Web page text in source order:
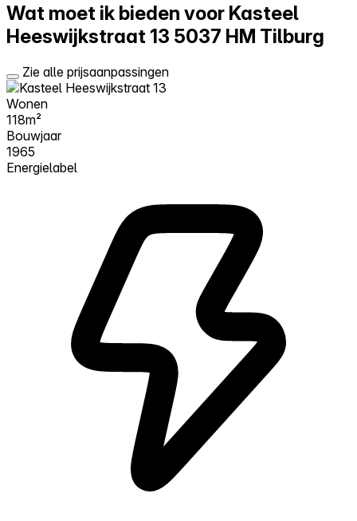
Wat moet ik bieden voor Kasteel
Heeswijkstraat 13 5037 HM Tilburg
Zie alle prijsaanpassingen
Wonen
118m²
Bouwjaar
1965
Energielabel